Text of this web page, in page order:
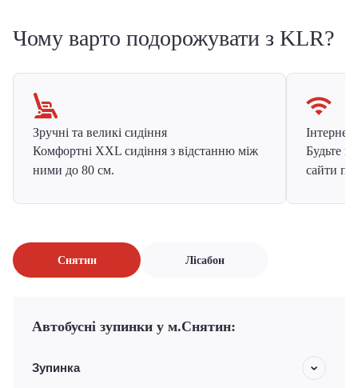
Чому варто подорожувати з KLR?
Зручні та великі сидіння
Комфортні XXL сидіння з відстанню між
ними до 80 см.
Інтернет
Будьте
сайти
Снятин Лісабон
Автобусні зупинки у м.Снятин:
Зупинка